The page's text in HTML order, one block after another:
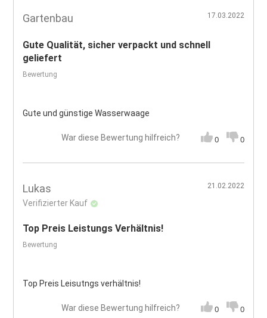
Gartenbau 17.03.2022
Gute Qualität, sicher verpackt und schnell
geliefert
Bewertung
Gute und günstige Wasserwaage
War diese Bewertung hilfreich? 0 0
Lukas
Verifizierter Kauf
21.02.2022
Top Preis Leistungs Verhältnis!
Bewertung
Top Preis Leisutngs verhältnis!
War diese Bewertung hilfreich? 0 0